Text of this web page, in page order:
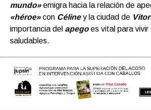
mundo»emigra hacia la relación de
«héroe»con Céline y la ciudad de
importancia del apegoes vital para vivir
saludables.